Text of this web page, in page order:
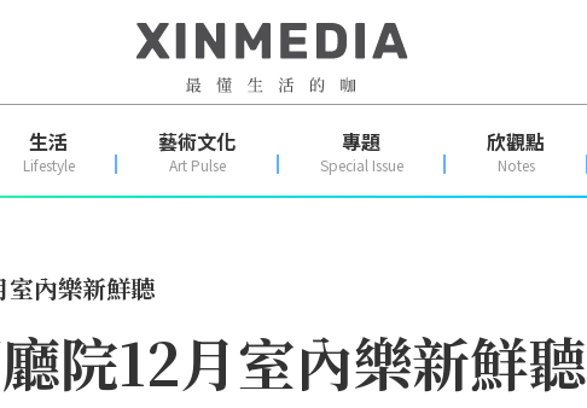
生活
Lifestyle
藝術文化
Art Pulse
專題
Special Issue
欣觀點
Notes
室內樂新鮮聽
院12月室內樂新鮮聽